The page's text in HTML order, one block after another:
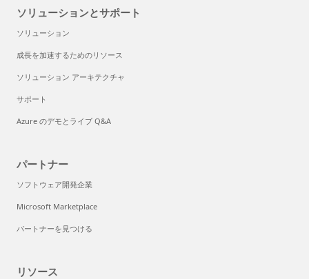
ソリューションとサポート
ソリューション
成長を加速するためのリソース
ソリューション アーキテクチャ
サポート
Azure のデモとライブ Q&A
パートナー
ソフトウェア開発企業
Microsoft Marketplace
パートナーを見つける
リソース